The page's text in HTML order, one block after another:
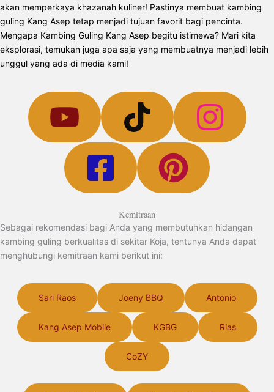
akan memperkaya khazanah kuliner! Pastinya membuat kambing
guling Kang Asep tetap menjadi tujuan favorit bagi pencinta.
Mengapa Kambing Guling Kang Asep begitu istimewa? Mari kita
eksplorasi, temukan juga apa saja yang membuatnya menjadi lebih
unggul yang ada di media kami!
Kemitraan
Sebagai rekomendasi bagi Anda yang membutuhkan hidangan
kambing guling berkualitas di sekitar Koja, tentunya Anda dapat
menghubungi kemitraan kami berikut ini:
Sari Raos Joeny BBQ Antonio
Kang Asep Mobile KGBG Rias
CoZY